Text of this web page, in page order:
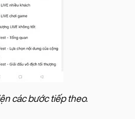
các bước tiếp theo.